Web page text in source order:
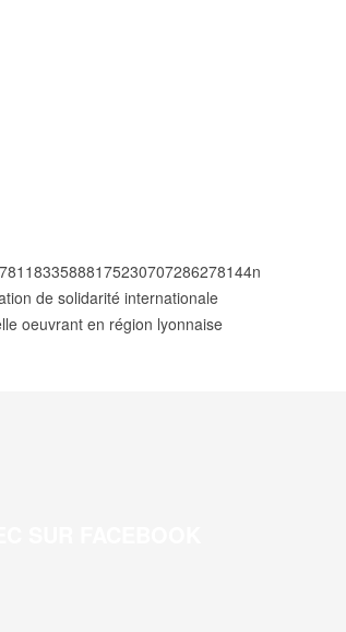
de solidarité internationale
oeuvrant en région lyonnaise